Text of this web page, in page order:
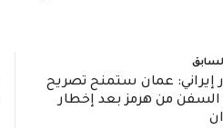
إيراني: عمان ستمنح تصريح
السفن من هرمز بعد إخطار